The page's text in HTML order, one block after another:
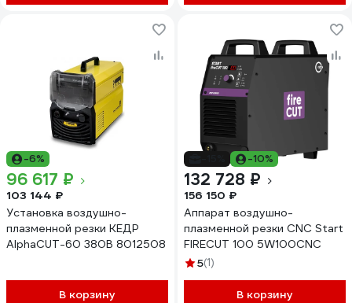
-6%
96 617 ₽
103 144 ₽
Установка воздушно-
плазменной резки КЕДР
AlphaCUT-60 380В 8012508
В корзину
-10%
132 728 ₽
156 150 ₽
Аппарат воздушно-
плазменной резки CNC Start
FIRECUT 100 5W100CNC
5(1)
В корзину